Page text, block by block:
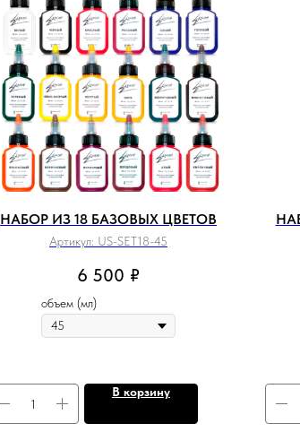
НАБОР ИЗ 18 БАЗОВЫХ ЦВЕТОВ
Артикул: US-SET18-45
6 500 ₽
объем (мл)
В корзину